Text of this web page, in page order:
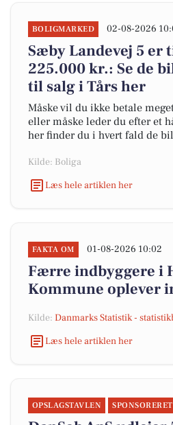
BOLIGMARKED 02-08-2026
Sæby Landevej 5 er
225.000 kr.: Se de
til salg i Tårs her
Måske vil du ikke betale
eller måske leder du efter et
her finder du i hvert fald de
Kilde: Boliga
Læs hele artiklen her
FAKTA OM 01-08-2026 10:02
Færre indbyggere i
Kommune oplever
Kilde: Danmarks Statistik -
Læs hele artiklen her
OPSLAGSTAVLEN SPONSORERET